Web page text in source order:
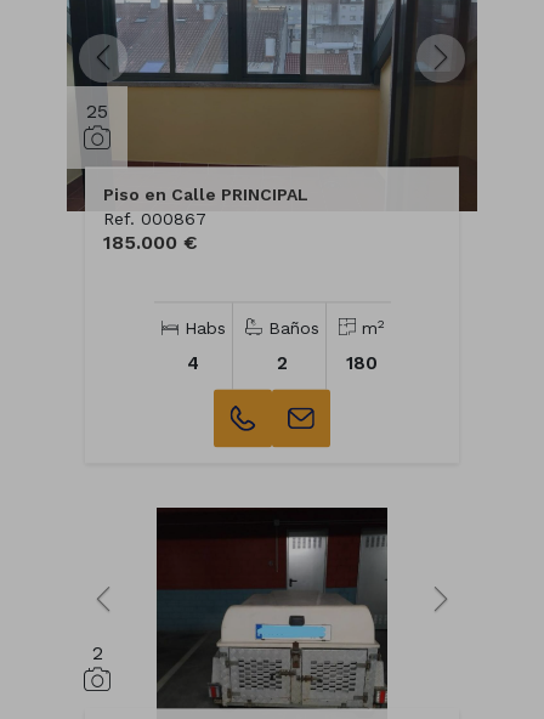
25
Piso en Calle PRINCIPAL
Ref. 000867
185.000 €
Habs
4
Baños
2
m2
180
2